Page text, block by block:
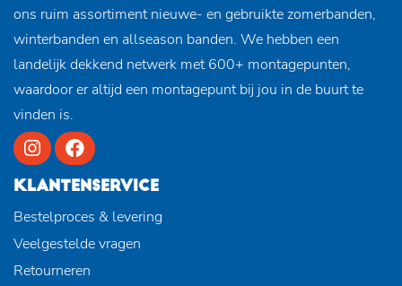
ons ruim assortiment nieuwe- en gebruikte zomerbanden,
winterbanden en allseason banden. We hebben een
landelijk dekkend netwerk met 600+ montagepunten,
waardoor er altijd een montagepunt bij jou in de buurt te
vinden is.
KLANTENSERVICE
Bestelproces & levering
Veelgestelde vragen
Retourneren